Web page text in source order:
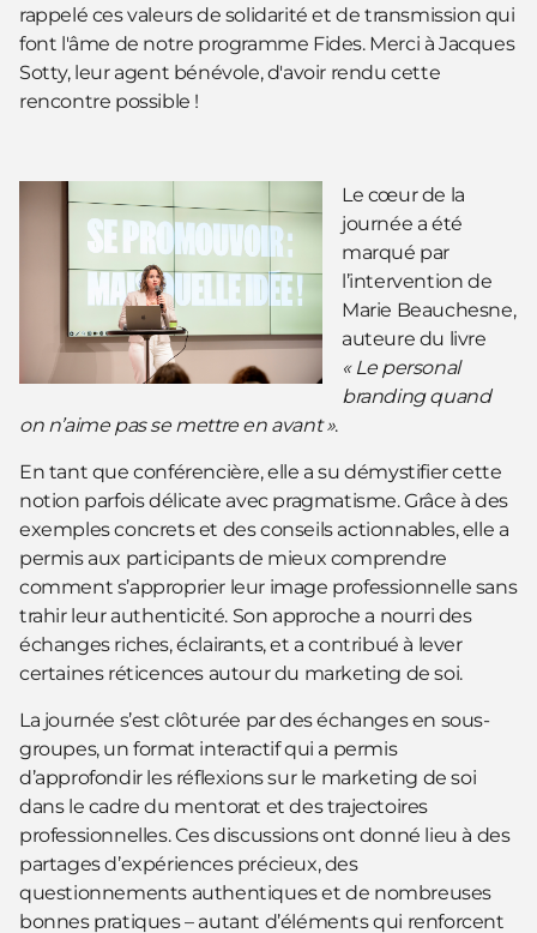
rappelé ces valeurs de solidarité et de transmission qui
font l'âme de notre programme Fides. Merci à Jacques
Sotty, leur agent bénévole, d'avoir rendu cette
rencontre possible !
Le cœur de la
journée a été
marqué par
l’intervention de
Marie Beauchesne,
auteure du livre
« Le personal
branding quand
on n’aime pas se mettre en avant ».
En tant que conférencière, elle a su démystifier cette
notion parfois délicate avec pragmatisme. Grâce à des
exemples concrets et des conseils actionnables, elle a
permis aux participants de mieux comprendre
comment s’approprier leur image professionnelle sans
trahir leur authenticité. Son approche a nourri des
échanges riches, éclairants, et a contribué à lever
certaines réticences autour du marketing de soi.
La journée s’est clôturée par des échanges en sous-
groupes, un format interactif qui a permis
d’approfondir les réflexions sur le marketing de soi
dans le cadre du mentorat et des trajectoires
professionnelles. Ces discussions ont donné lieu à des
partages d’expériences précieux, des
questionnements authentiques et de nombreuses
bonnes pratiques – autant d’éléments qui renforcent